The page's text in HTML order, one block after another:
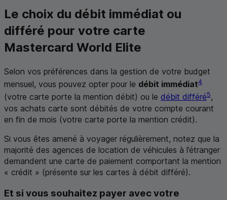
Le choix du débit immédiat ou
différé pour votre carte
Mastercard World Elite
Selon vos préférences dans la gestion de votre budget
mensuel, vous pouvez opter pour le débit immédiat4
(votre carte porte la mention débit) ou le débit différé5,
vos achats carte sont débités de votre compte courant
en fin de mois (votre carte porte la mention crédit).
Si vous êtes amené à voyager régulièrement, notez que la
majorité des agences de location de véhicules à l’étranger
demandent une carte de paiement comportant la mention
« crédit » (présente sur les cartes à débit différé).
Et si vous souhaitez payer avec votre